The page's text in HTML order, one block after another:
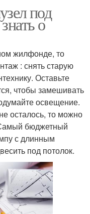
под
о
жилфонде, то
: снять старую
Оставьте
чтобы замешивать
освещение.
осталось, то можно
бюджетный
с длинным
под потолок.